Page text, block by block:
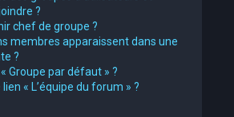
?
chef de groupe ?
membres apparaissent dans une
?
Groupe par défaut » ?
« L’équipe du forum » ?